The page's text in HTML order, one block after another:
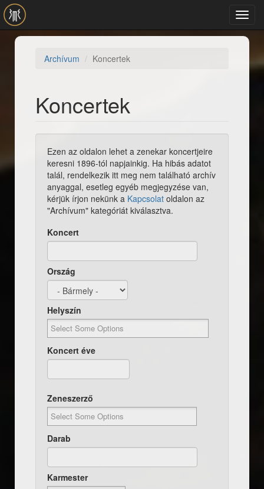
Ugrás a tartalomra
Archívum Koncertek
Koncertek
Ezen az oldalon lehet a zenekar koncertjeire
keresni 1896-tól napjainkig. Ha hibás adatot
talál, rendelkezik itt meg nem található archív
anyaggal, esetleg egyéb megjegyzése van,
kérjük írjon nekünk a Kapcsolat oldalon az
"Archívum" kategóriát kiválasztva.
Koncert
Ország
Helyszín
Koncert éve
Zeneszerző
Darab
Karmester